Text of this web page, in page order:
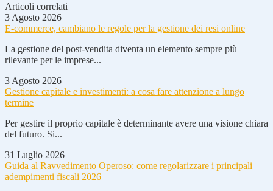
Articoli correlati
3 Agosto 2026
E-commerce, cambiano le regole per la gestione dei resi online
La gestione del post-vendita diventa un elemento sempre più
rilevante per le imprese...
3 Agosto 2026
Gestione capitale e investimenti: a cosa fare attenzione a lungo
termine
Per gestire il proprio capitale è determinante avere una visione chiara
del futuro. Si...
31 Luglio 2026
Guida al Ravvedimento Operoso: come regolarizzare i principali
adempimenti fiscali 2026